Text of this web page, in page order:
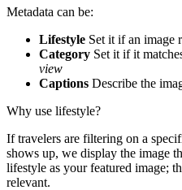
Metadata can be:
Lifestyle Set it if an image
Category Set it if it
view
Captions Describe the
Why use lifestyle?
If travelers are filtering on a
shows up, we display the image
lifestyle as your featured image;
relevant.